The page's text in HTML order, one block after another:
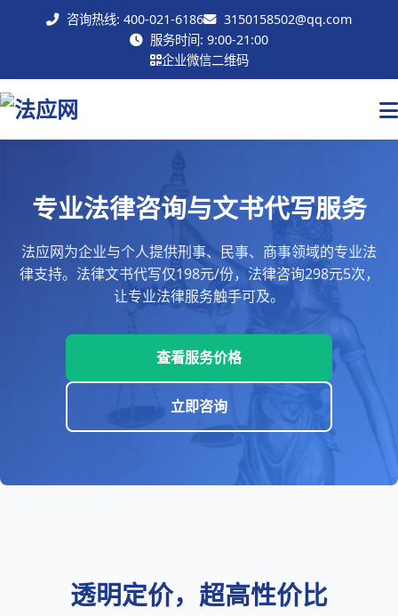
咨询热线: 400-021-6186
3150158502@qq.com
服务时间: 9:00-21:00
企业微信二维码
专业法律咨询与文书代写服务
法应网为企业与个人提供刑事、民事、商事领域的专业法
律支持。法律文书代写仅198元/份，法律咨询298元5次，
让专业法律服务触手可及。
查看服务价格
立即咨询
透明定价，超高性价比